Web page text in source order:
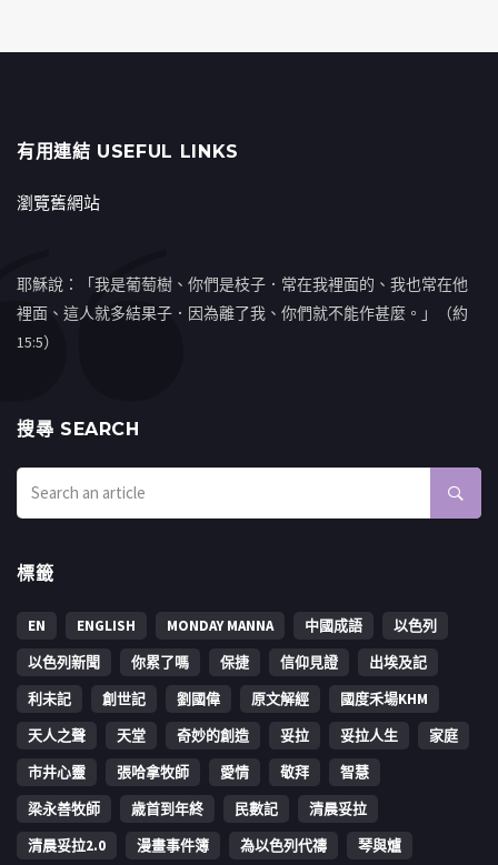
有用連結 USEFUL LINKS
瀏覽舊網站
耶穌說：「我是葡萄樹、你們是枝子．常在我裡面的、我也常在他
裡面、這人就多結果子．因為離了我、你們就不能作甚麼。」（約
15:5）
搜㝷 SEARCH
標籤
EN ENGLISH MONDAY MANNA 中國成語
以色列
以色列新聞
你累了嗎 保捷 信仰見證
出埃及記
利未記
創世記 劉國偉 原文解經
國度禾場KHM
天人之聲
天堂 奇妙的創造 妥拉 妥拉人生
家庭
市井心靈
張哈拿牧師 愛情 敬拜
智慧
梁永善牧師
歳首到年終 民數記
清晨妥拉
清晨妥拉2.0
漫畫事件簿 為以色列代禱 琴與爐